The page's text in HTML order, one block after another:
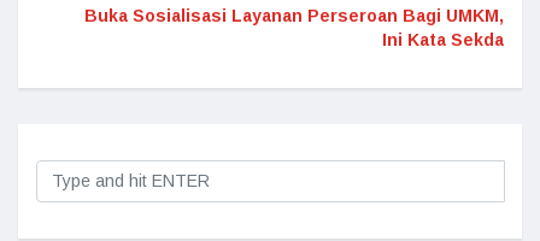
Buka Sosialisasi Layanan Perseroan Bagi UMKM,
Ini Kata Sekda